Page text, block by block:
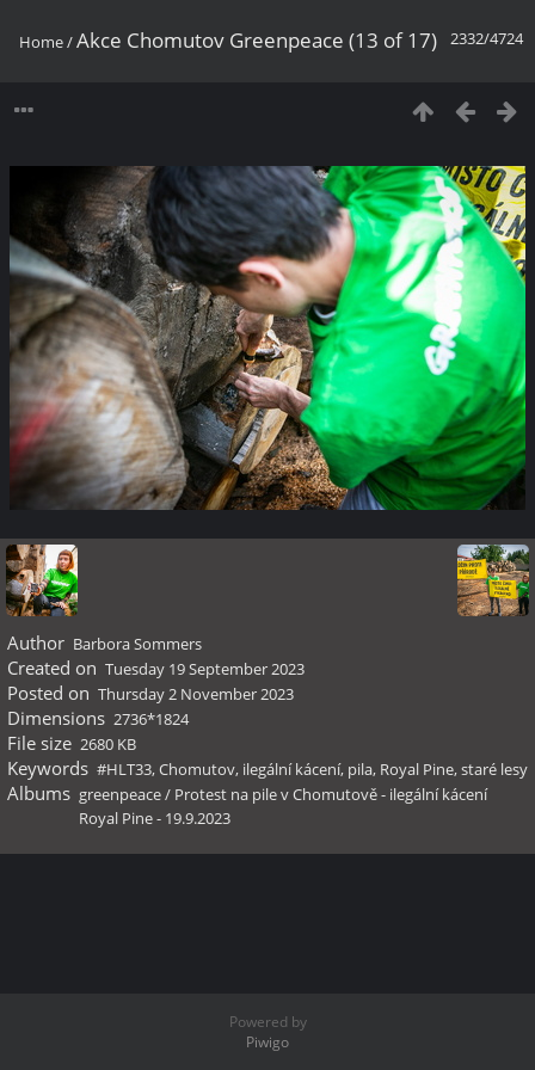
2332/4724
Home/Akce Chomutov Greenpeace (13 of 17)
Author Barbora Sommers
Created on Tuesday 19 September 2023
Posted on Thursday 2 November 2023
Dimensions 2736*1824
File size 2680 KB
Keywords #HLT33,Chomutov, ilegální kácení, pila, Royal Pine,staré lesy
Albums greenpeace/ Protest na pile v Chomutově - ilegální kácení
Royal Pine - 19.9.2023
Powered by
Piwigo